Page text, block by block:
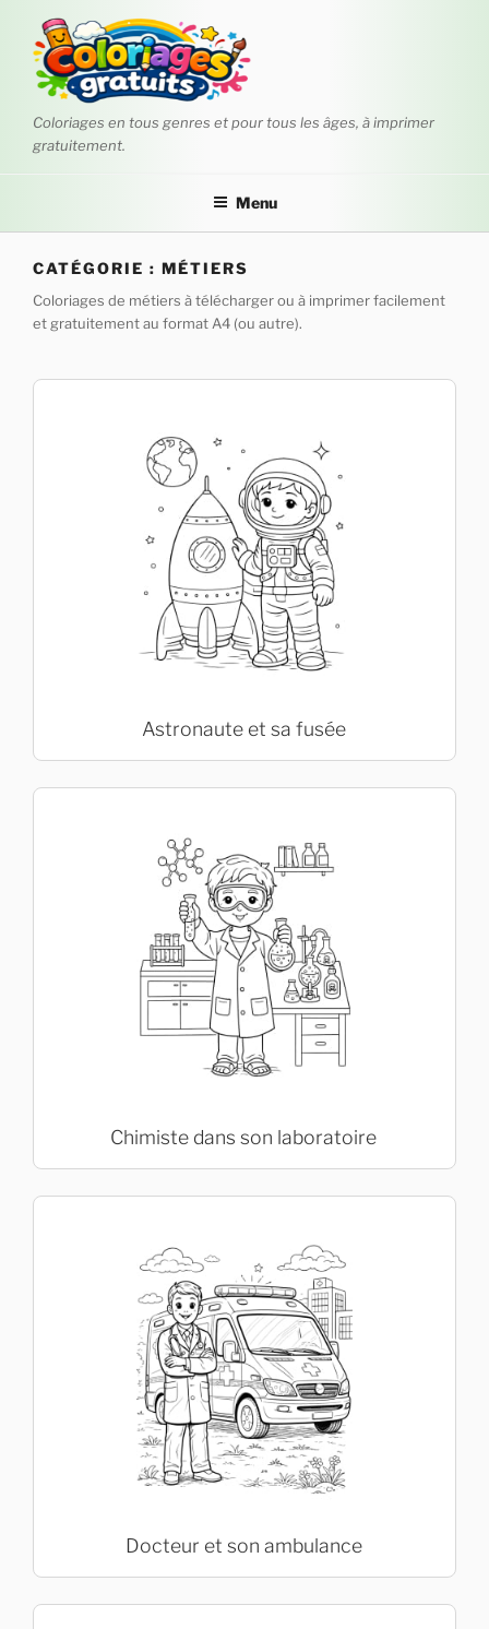
contenu
principal
Coloriages en tous genres et pour tous les âges, à imprimer
gratuitement.
Menu
CATÉGORIE : MÉTIERS
Coloriages de métiers à télécharger ou à imprimer facilement
et gratuitement au format A4 (ou autre).
Astronaute et sa fusée
Chimiste dans son laboratoire
Docteur et son ambulance